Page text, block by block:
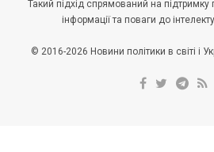
Такий підхід спрямований на підтримку
інформації та поваги до
© 2016-2026 Новини політики в світі і